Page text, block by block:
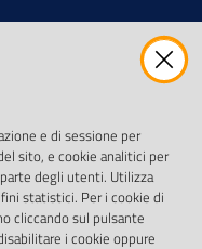
nuove opportunità e
e di sessione per
sito, e cookie analitici per
degli utenti. Utilizza
statistici. Per i cookie di
cliccando sul pulsante
i cookie oppure